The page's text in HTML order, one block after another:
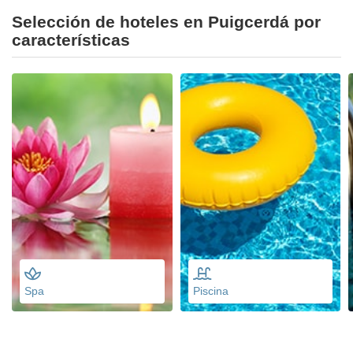
Selección de hoteles en Puigcerdá por
características
Spa Piscina